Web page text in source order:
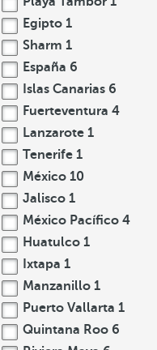
Egipto 1
Sharm 1
España 6
Islas Canarias 6
Fuerteventura 4
Lanzarote 1
Tenerife 1
México 10
Jalisco 1
México Pacífico 4
Huatulco 1
Ixtapa 1
Manzanillo 1
Puerto Vallarta 1
Quintana Roo 6